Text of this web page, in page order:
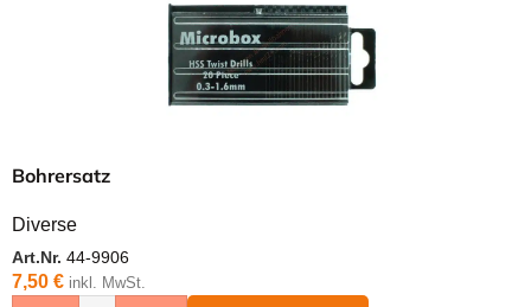
Bohrersatz
Diverse
Art.Nr. 44-9906
7,50 € inkl. MwSt.